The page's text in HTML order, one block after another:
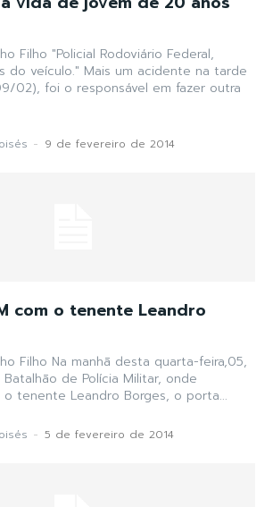
Filho "Policial Rodoviário Federal,
do veículo." Mais um acidente na tarde
02), foi o responsável em fazer outra
- 9 de fevereiro de 2014
com o tenente Leandro
Filho Na manhã desta quarta-feira,05,
de Polícia Militar, onde
o tenente Leandro Borges, o porta...
- 5 de fevereiro de 2014